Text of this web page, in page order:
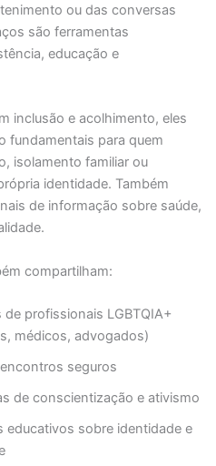
ou das conversas
são ferramentas
educação e
inclusão e acolhimento, eles
fundamentais para quem
isolamento familiar ou
identidade. Também
de informação sobre saúde,
compartilham:
de profissionais LGBTQIA+
médicos, advogados)
seguros
de conscientização e ativismo
educativos sobre identidade e